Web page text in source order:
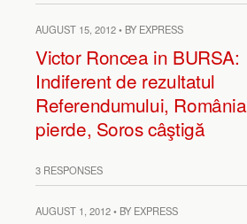
AUGUST 15, 2012 • BY EXPRESS
Victor Roncea in BURSA:
Indiferent de rezultatul
Referendumului, România
pierde, Soros câştigă
3 RESPONSES
AUGUST 1, 2012 • BY EXPRESS